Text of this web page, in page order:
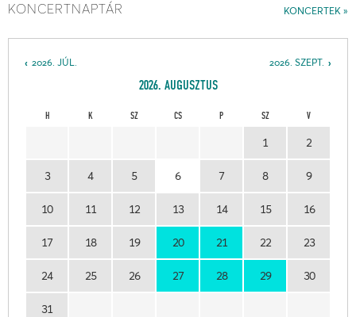
KONCERTEK
KONCERTNAPTÁR
2026. SZEPT.
2026. JÚL.
2026. AUGUSZTUS
H K SZ CS P SZ V
1 2
3 4 5 6 7 8 9
10 11 12 13 14 15 16
17 18 19 20 21 22 23
24 25 26 27 28 29 30
31